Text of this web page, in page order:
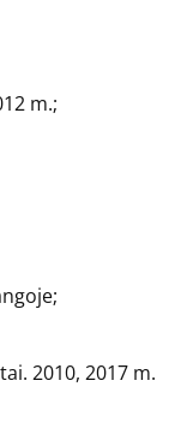
m.;
2010, 2017 m.